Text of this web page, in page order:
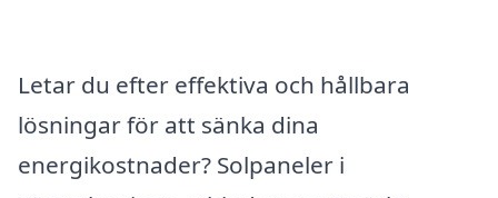
Letar du efter effektiva och hållbara
lösningar för att sänka dina
energikostnader? Solpaneler i